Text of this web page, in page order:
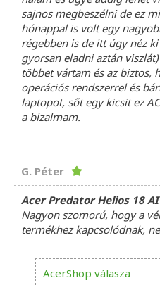
sajnos megbeszélni de ez
hónappal is volt egy
régebben is de itt úgy néz
gyorsan eladni aztán
többet vártam és az biztos,
operációs rendszerrel és
laptopot, sőt egy kicsit ez
a bizalmam.
G. Péter
Acer Predator Helios 18
Nagyon szomorú, hogy a
termékhez kapcsolódnak,
AcerShop válasza